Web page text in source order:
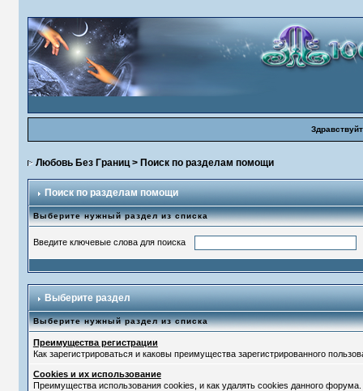
Любовь Без Границ> Поиск по разделам помощи
Поиск по разделам помощи
Выберите нужный раздел из списка
Введите ключевые слова для поиска
Выберите раздел
Выберите нужный раздел из списка
Преимущества регистрации
Как зарегистрироваться и каковы преимущества зарегистрированного
Cookies и их использование
Преимущества использования cookies, и как удалять cookies данного форума.